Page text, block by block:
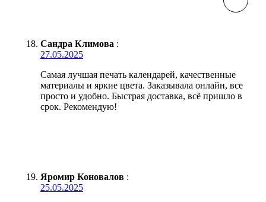
Сандра Климова :
27.05.2025
Самая лучшая печать календарей, качественные
материалы и яркие цвета. Заказывала онлайн, все
просто и удобно. Быстрая доставка, всё пришло в
срок. Рекомендую!
Яромир Коновалов :
25.05.2025